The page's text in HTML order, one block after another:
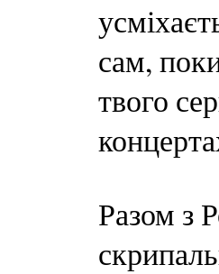
сам,
твого
Разом з